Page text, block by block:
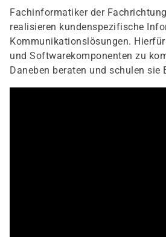
Fachinformatiker der
realisieren kundenspezifische
Kommunikationslösungen.
und Softwarekomponenten zu
Daneben beraten und schulen sie